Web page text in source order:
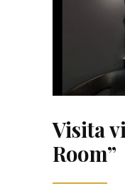
Visita
Room”